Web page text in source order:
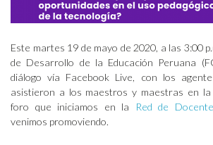
Este martes 19 de mayo de 2020, a las 3:00
de Desarrollo de la Educación Peruana
diálogo vía Facebook Live, con los
asistieron a los maestros y maestras en la
foro que iniciamos en la
Red de
venimos promoviendo.